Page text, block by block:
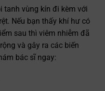
tanh vùng kín đi kèm với
Nếu bạn thấy khí hư có
sau thì viêm nhiễm đã
và gây ra các biến
bác sĩ ngay: